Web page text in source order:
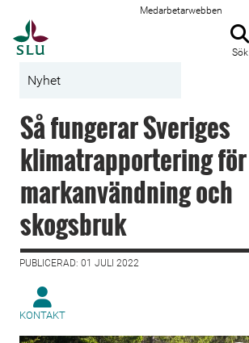
Medarbetarwebben
Sök
Nyhet
Så fungerar Sveriges
klimatrapportering för
markanvändning och
skogsbruk
PUBLICERAD: 01 JULI 2022
KONTAKT